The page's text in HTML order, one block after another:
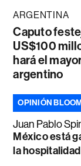
ARGENTINA
Caputo
US$100
hará el
argentino
OPINIÓN
Juan Pablo
México está
la hospitalidad